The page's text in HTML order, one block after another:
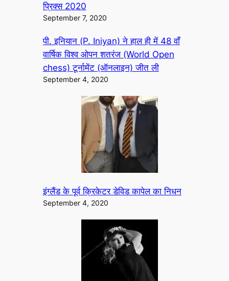
प्रिक्स 2020
September 7, 2020
पी. इनियान (P. Iniyan) ने हाल ही में 48 वाँ
वार्षिक विश्व ओपन शतरंज (World Open
chess) टूर्नामेंट (ऑनलाइन) जीत ली
September 4, 2020
इंग्लैंड के पूर्व क्रिकेटर डेविड कापेल का निधन
September 4, 2020